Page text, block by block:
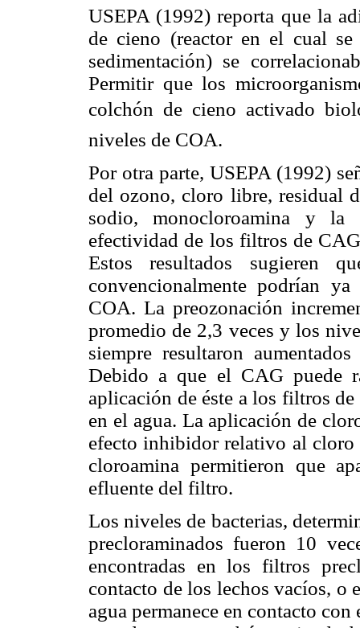
USEPA (1992) reporta que la
de cieno (reactor en el cual
sedimentación) se
Permitir que los
colchón de cieno activado
niveles de COA.
Por otra parte, USEPA (1992)
del ozono, cloro libre, residual
sodio, monocloroamina y la
efectividad de los filtros de
Estos resultados sugieren
convencionalmente podrían
COA. La preozonación
promedio de 2,3 veces y los
siempre resultaron
Debido a que el CAG puede
aplicación de éste a los filtros
en el agua. La aplicación de
efecto inhibidor relativo al cloro
cloroamina permitieron que
efluente del filtro.
Los niveles de bacterias,
precloraminados fueron 10
encontradas en los filtros
contacto de los lechos vacíos, o
agua permanece en contacto